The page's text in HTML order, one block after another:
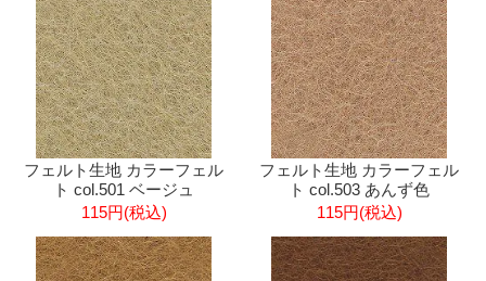
フェルト生地 カラーフェル
ト col.501 ベージュ
115円(税込)
フェルト生地 カラーフェル
ト col.503 あんず色
115円(税込)